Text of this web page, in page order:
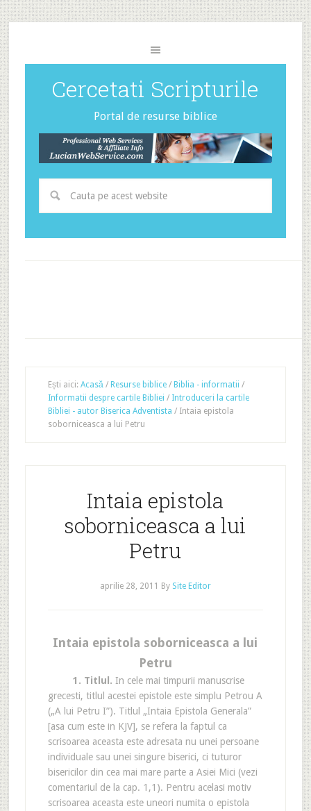
Cercetati Scripturile
Portal de resurse biblice
Ești aici: Acasă / Resurse biblice / Biblia - informatii /
Informatii despre cartile Bibliei / Introduceri la cartile
Bibliei - autor Biserica Adventista /Intaia epistola
soborniceasca a lui Petru
Intaia epistola
soborniceasca a lui
Petru
aprilie 28, 2011 By Site Editor
Intaia epistola soborniceasca a lui
Petru
1. Titlul. In cele mai timpurii manuscrise
grecesti, titlul acestei epistole este simplu Petrou A
(„A lui Petru I”). Titlul „Intaia Epistola Generala”
[asa cum este in KJV], se refera la faptul ca
scrisoarea aceasta este adresata nu unei persoane
individuale sau unei singure biserici, ci tuturor
bisericilor din cea mai mare parte a Asiei Mici (vezi
comentariul de la cap. 1,1). Pentru acelasi motiv
scrisoarea aceasta este uneori numita o epistola